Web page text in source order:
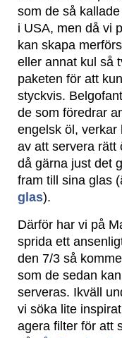
som de så kallade
i USA, men då vi
kan skapa
eller annat kul så
paketen för att
styckvis.
de som föredrar
engelsk öl, verkar
av att servera rätt
då gärna just det
fram till sina glas
glas).
Därför har vi på
sprida ett
den 7/3 så
som de sedan
serveras. Ikväll
vi söka lite
agera filter för att